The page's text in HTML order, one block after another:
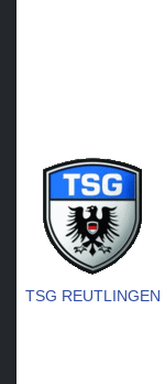
TSG REUTLINGEN